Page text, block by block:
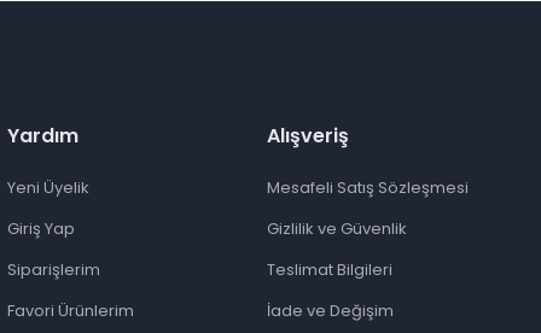
Yardım
Yeni Üyelik
Giriş Yap
Siparişlerim
Favori Ürünlerim
Alışveriş
Mesafeli Satış Sözleşmesi
Gizlilik ve Güvenlik
Teslimat Bilgileri
İade ve Değişim